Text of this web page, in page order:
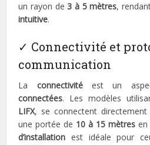
un rayon de3 à 5 mètres,
intuitive.
✓ Connectivité et
communication
La connectivitéest un
connectées. Les modèles
LIFX, se connectent
une portée de 10 à 15 mètresen
d’installation est idéale pour